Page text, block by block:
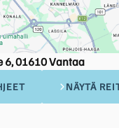
6, 01610 Vantaa
NÄYTÄ